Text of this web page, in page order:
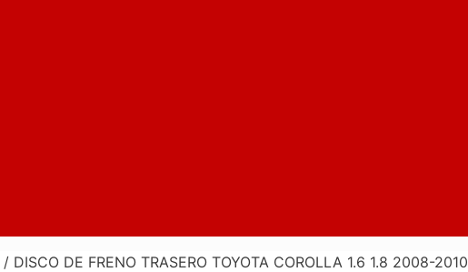
/ DISCO DE FRENO TRASERO TOYOTA COROLLA 1.6 1.8 2008-2010